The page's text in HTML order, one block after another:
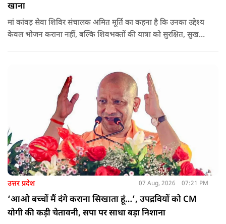
खाना
मां कांवड़ सेवा शिविर संचालक अमित मूर्ति का कहना है कि उनका उद्देश्य
केवल भोजन कराना नहीं, बल्कि शिवभक्तों की यात्रा को सुरक्षित, सुखद
उत्तर प्रदेश 07 Aug, 2026 07:21 PM
‘आओ बच्चों मैं दंगे कराना सिखाता हूं…’, उपद्रवियों को CM
योगी की कड़ी चेतावनी, सपा पर साधा बड़ा निशाना